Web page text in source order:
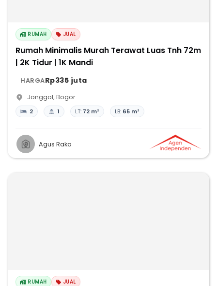
RUMAH JUAL
Rumah Minimalis Murah Terawat Luas Tnh 72m
| 2K Tidur | 1K Mandi
HARGARp335 juta
Jonggol, Bogor
2 1 LT: 72 m² LB: 65 m²
Agus Raka
RUMAH JUAL